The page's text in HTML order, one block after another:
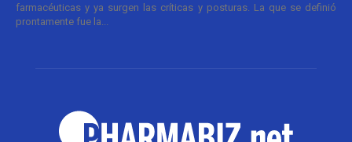
farmacéuticas y ya surgen las críticas y posturas. La que se definió
prontamente fue la...